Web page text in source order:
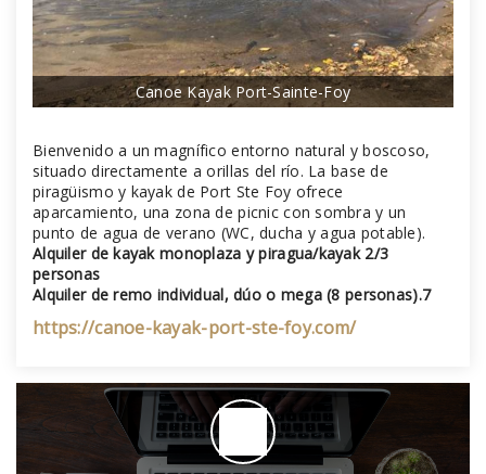
Canoe Kayak Port-Sainte-Foy
Bienvenido a un magnífico entorno natural y boscoso,
situado directamente a orillas del río. La base de
piragüismo y kayak de Port Ste Foy ofrece
aparcamiento, una zona de picnic con sombra y un
punto de agua de verano (WC, ducha y agua potable).
Alquiler de kayak monoplaza y piragua/kayak 2/3
personas
Alquiler de remo individual, dúo o mega (8 personas).7
https://canoe-kayak-port-ste-foy.com/